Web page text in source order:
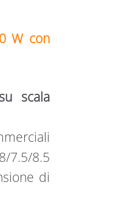
W con
scala
8.5
di